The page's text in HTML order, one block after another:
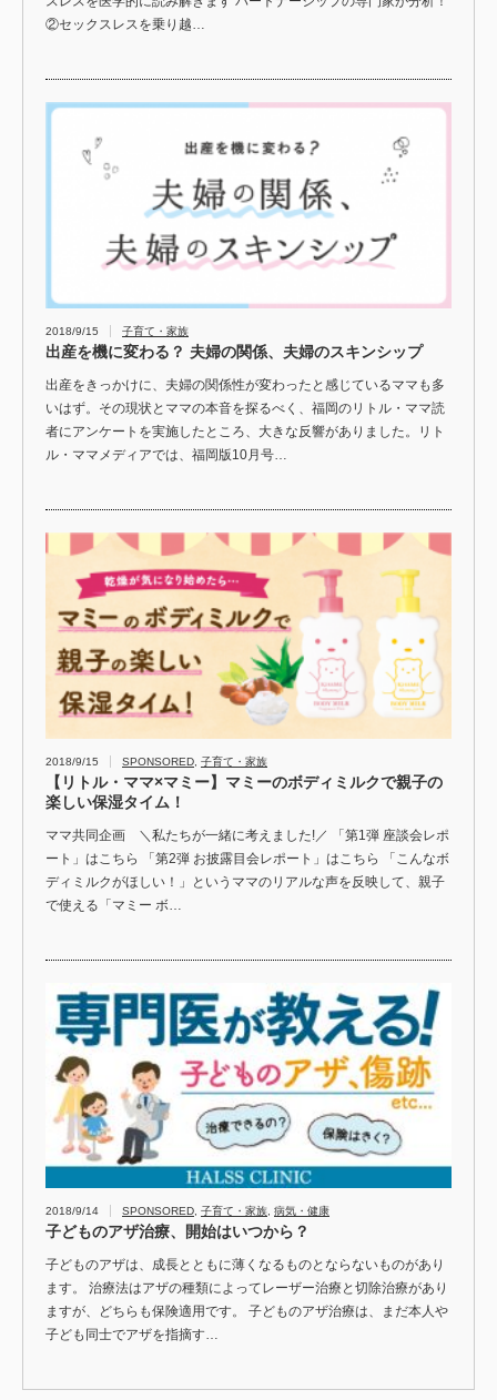
②セックスレスを乗り越…
2018/9/15 子育て・家族
出産を機に変わる？ 夫婦の関係、夫婦のスキンシップ
出産をきっかけに、夫婦の関係性が変わったと感じているママも多
いはず。その現状とママの本音を探るべく、福岡のリトル・ママ読
者にアンケートを実施したところ、大きな反響がありました。リト
ル・ママメディアでは、福岡版10月号…
2018/9/15 SPONSORED 子育て・家族
【リトル・ママ×マミー】マミーのボディミルクで親子の
楽しい保湿タイム！
ママ共同企画 ＼私たちが一緒に考えました!／ 「第1弾 座談会レポ
ート」はこちら 「第2弾 お披露目会レポート」はこちら 「こんなボ
ディミルクがほしい！」というママのリアルな声を反映して、親子
で使える「マミー ボ…
2018/9/14 SPONSORED, 子育て・家族, 病気・健康
子どものアザ治療、開始はいつから？
子どものアザは、成長とともに薄くなるものとならないものがあり
ます。 治療法はアザの種類によってレーザー治療と切除治療があり
ますが、どちらも保険適用です。 子どものアザ治療は、まだ本人や
子ども同士でアザを指摘す…